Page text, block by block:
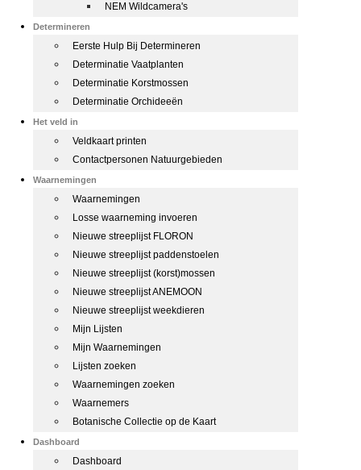
NEM Wildcamera's
Determineren
Eerste Hulp Bij Determineren
Determinatie Vaatplanten
Determinatie Korstmossen
Determinatie Orchideeën
Het veld in
Veldkaart printen
Contactpersonen Natuurgebieden
Waarnemingen
Waarnemingen
Losse waarneming invoeren
Nieuwe streeplijst FLORON
Nieuwe streeplijst paddenstoelen
Nieuwe streeplijst (korst)mossen
Nieuwe streeplijst ANEMOON
Nieuwe streeplijst weekdieren
Mijn Lijsten
Mijn Waarnemingen
Lijsten zoeken
Waarnemingen zoeken
Waarnemers
Botanische Collectie op de Kaart
Dashboard
Dashboard